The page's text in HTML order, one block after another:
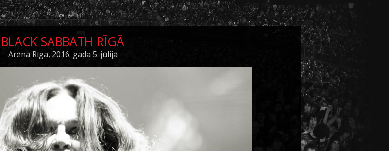
BLACK SABBATH RĪGĀ
Arēna Rīga, 2016. gada 5. jūlijā